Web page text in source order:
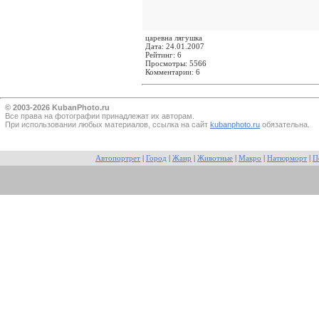
царевна лягушка
Дата: 24.01.2007
Рейтинг: 6
Просмотры: 5566
Комментарии: 6
© 2003-2026 KubanPhoto.ru
Все прaва на фотографии принадлежат их авторам.
При использовании любых материалов, ссылка на сайт kubanphoto.ru обязательна.
Автопортрет Город Жанр Животные Макро Натюрморт